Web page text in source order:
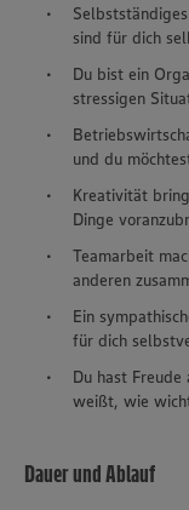
sind für dich
Du bist ein
stressigen
und du
Kreativität
Dinge
Teamarbeit
anderen
Ein
für dich
Du hast
weißt, wie
Dauer und Ablauf